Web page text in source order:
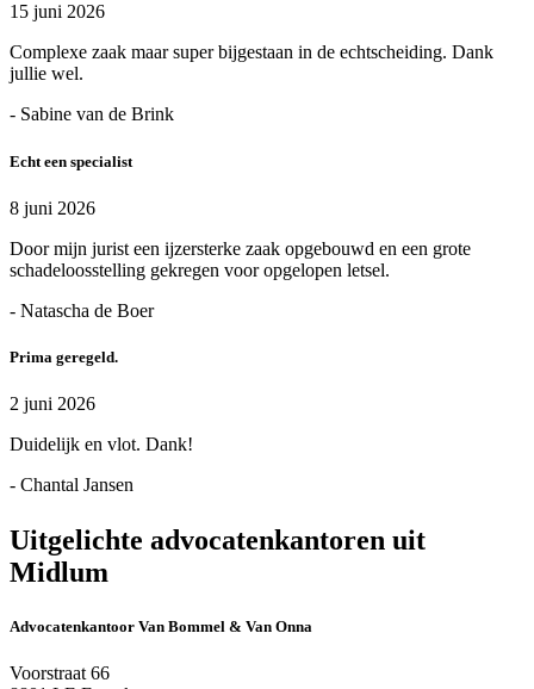
15 juni 2026
Complexe zaak maar super bijgestaan in de echtscheiding. Dank
jullie wel.
- Sabine van de Brink
Echt een specialist
8 juni 2026
Door mijn jurist een ijzersterke zaak opgebouwd en een grote
schadeloosstelling gekregen voor opgelopen letsel.
- Natascha de Boer
Prima geregeld.
2 juni 2026
Duidelijk en vlot. Dank!
- Chantal Jansen
Uitgelichte advocatenkantoren uit
Midlum
Advocatenkantoor Van Bommel & Van Onna
Voorstraat 66